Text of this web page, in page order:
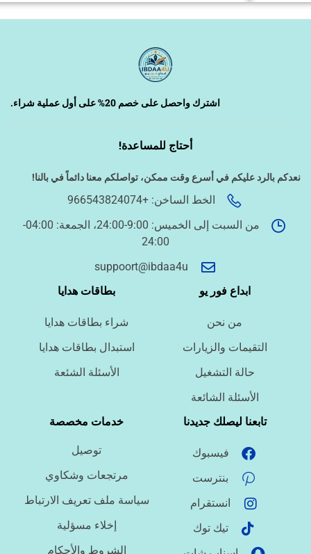
اشترك واحصل على خصم 20% على أول عملية شراء.
أحتاج للمساعدة!
نعدكم بالرد عليكم في أسرع وقت ممكن، تواصلكم معنا دائماً في بالنا!
الخط الساخن: +966543824074
من السبت إلى الخميس: 9:00-24:00، الجمعة: 04:00-
24:00
suppoort@ibdaa4u
ابداع فور يو
من نحن
التقيمات والزيارات
حالة التشغيل
الأسئلة الشائعة
بطاقات هدايا
شراء بطاقات هدايا
استبدال بطاقات هدايا
الأسئلة الشئعة
تابعنا ليصلك جديدنا
فيسبوك
بنترست
انستقرام
تيك توك
خدمات مخصصة
توصيل
مرتجعات وشكاوي
سياسة ملف تعريف الارتباط
إخلاء مسؤلية
الشروط والأحكام
دراسة الجدوى وخطط المشاريع
الخدمات الإلكترونية الحكومية
ما نوع الملف؟
ما درجة الاستعجال؟
هل تحتاج تنسيقًا أو توثيق مراجع؟